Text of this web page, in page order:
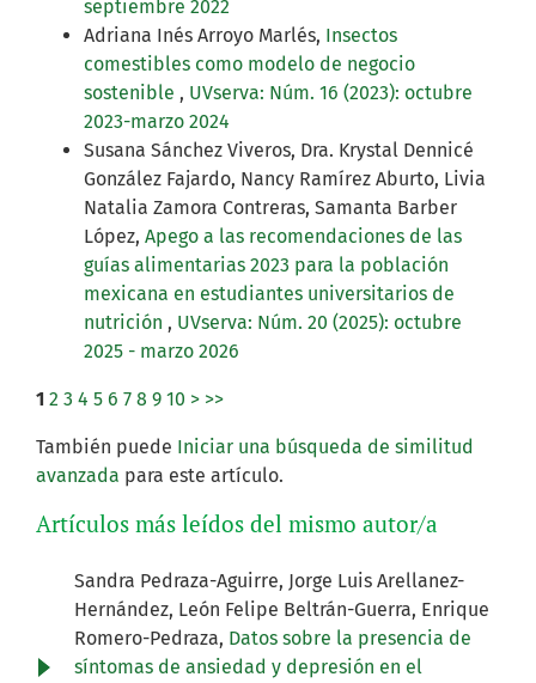
septiembre 2022
Adriana Inés Arroyo Marlés, Insectos
comestibles como modelo de negocio
sostenible , UVserva: Núm. 16 (2023): octubre
2023-marzo 2024
Susana Sánchez Viveros, Dra. Krystal Dennicé
González Fajardo, Nancy Ramírez Aburto, Livia
Natalia Zamora Contreras, Samanta Barber
López, Apego a las recomendaciones de las
guías alimentarias 2023 para la población
mexicana en estudiantes universitarios de
nutrición , UVserva: Núm. 20 (2025): octubre
2025 - marzo 2026
1 2 3 4 5 6 7 8 9 10 > >>
También puede Iniciar una búsqueda de similitud
avanzada para este artículo.
Artículos más leídos del mismo autor/a
Sandra Pedraza-Aguirre, Jorge Luis Arellanez-
Hernández, León Felipe Beltrán-Guerra, Enrique
Romero-Pedraza, Datos sobre la presencia de
síntomas de ansiedad y depresión en el